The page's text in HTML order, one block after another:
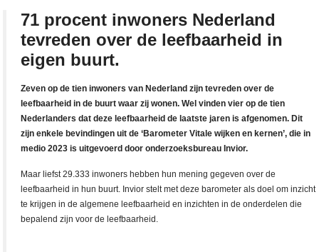
71 procent inwoners Nederland
tevreden over de leefbaarheid in
eigen buurt.
Zeven op de tien inwoners van Nederland zijn tevreden over de
leefbaarheid in de buurt waar zij wonen. Wel vinden vier op de tien
Nederlanders dat deze leefbaarheid de laatste jaren is afgenomen. Dit
zijn enkele bevindingen uit de ‘Barometer Vitale wijken en kernen’, die in
medio 2023 is uitgevoerd door onderzoeksbureau Invior.
Maar liefst 29.333 inwoners hebben hun mening gegeven over de
leefbaarheid in hun buurt. Invior stelt met deze barometer als doel om inzicht
te krijgen in de algemene leefbaarheid en inzichten in de onderdelen die
bepalend zijn voor de leefbaarheid.